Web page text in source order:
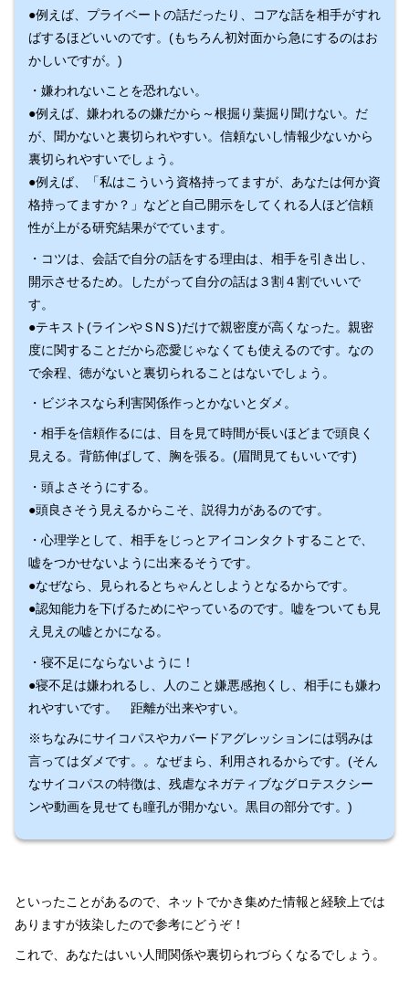
●例えば、プライベートの話だったり、コアな話を相手がすれ
ばするほどいいのです。(もちろん初対面から急にするのはお
かしいですが。)
・嫌われないことを恐れない。
●例えば、嫌われるの嫌だから～根掘り葉掘り聞けない。だ
が、聞かないと裏切られやすい。信頼ないし情報少ないから
裏切られやすいでしょう。
●例えば、「私はこういう資格持ってますが、あなたは何か資
格持ってますか？」などと自己開示をしてくれる人ほど信頼
性が上がる研究結果がでています。
・コツは、会話で自分の話をする理由は、相手を引き出し、
開示させるため。したがって自分の話は３割４割でいいで
す。
●テキスト(ラインやＳNＳ)だけで親密度が高くなった。親密
度に関することだから恋愛じゃなくても使えるのです。なの
で余程、徳がないと裏切られることはないでしょう。
・ビジネスなら利害関係作っとかないとダメ。
・相手を信頼作るには、目を見て時間が長いほどまで頭良く
見える。背筋伸ばして、胸を張る。(眉間見てもいいです)
・頭よさそうにする。
●頭良さそう見えるからこそ、説得力があるのです。
・心理学として、相手をじっとアイコンタクトすることで、
嘘をつかせないように出来るそうです。
●なぜなら、見られるとちゃんとしようとなるからです。
●認知能力を下げるためにやっているのです。嘘をついても見
え見えの嘘とかになる。
・寝不足にならないように！
●寝不足は嫌われるし、人のこと嫌悪感抱くし、相手にも嫌わ
れやすいです。 距離が出来やすい。
※ちなみにサイコパスやカバードアグレッションには弱みは
言ってはダメです。。なぜまら、利用されるからです。(そん
なサイコパスの特徴は、残虐なネガティブなグロテスクシー
ンや動画を見せても瞳孔が開かない。黒目の部分です。)
といったことがあるので、ネットでかき集めた情報と経験上では
ありますが抜染したので参考にどうぞ！
これで、あなたはいい人間関係や裏切られづらくなるでしょう。